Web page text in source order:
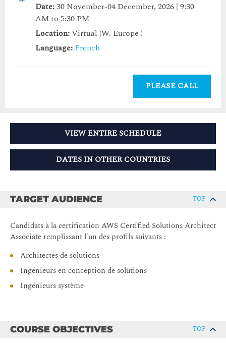
Date:30 November-04 December, 2026 | 9:30
AM to 5:30 PM
Location:Virtual (W. Europe )
Language: French
PLEASE CALL
VIEW ENTIRE SCHEDULE
DATES IN OTHER COUNTRIES
TARGET AUDIENCE TOP
Candidats à la certification AWS Certified Solutions Architect
Associate remplissant l'un des profils suivants :
Architectes de solutions
Ingénieurs en conception de solutions
Ingénieurs système
COURSE OBJECTIVES TOP